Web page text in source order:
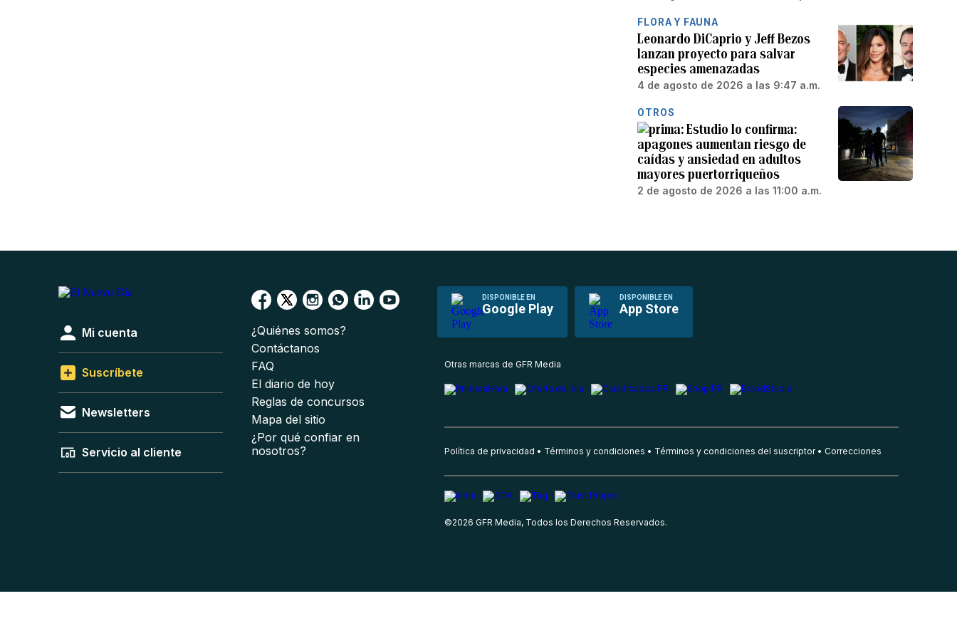
FLORA Y FAUNA
Leonardo DiCaprio y Jeff Bezos
lanzan proyecto para salvar
especies amenazadas
4 de agosto de 2026 a las 9:47 a.m.
OTROS
Estudio lo confirma:
apagones aumentan riesgo de
caídas y ansiedad en adultos
mayores puertorriqueños
2 de agosto de 2026 a las 11:00 a.m.
DISPONIBLE EN
Google Play
DISPONIBLE EN
App Store
Mi cuenta
Suscríbete
Newsletters
Servicio al cliente
¿Quiénes somos?
Contáctanos
FAQ
El diario de hoy
Reglas de concursos
Mapa del sitio
¿Por qué confiar en
nosotros?
Otras marcas de GFR Media
Política de privacidad Términos y condiciones Términos y condiciones del suscriptor Correcciones
©2026 GFR Media, Todos los Derechos Reservados.